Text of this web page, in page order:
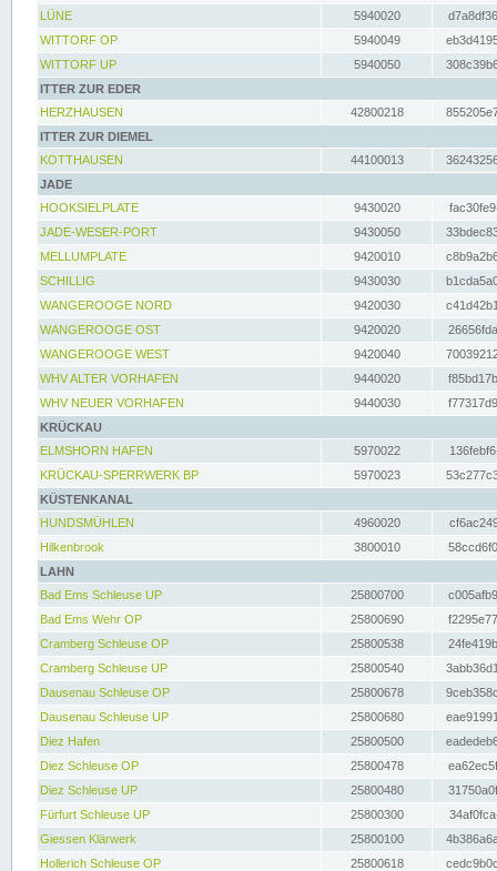
LÜNE
5940020
WITTORF OP
5940049
WITTORF UP
5940050
ITTER ZUR EDER
HERZHAUSEN
42800218
ITTER ZUR DIEMEL
KOTTHAUSEN
44100013
JADE
HOOKSIELPLATE
9430020
JADE-WESER-PORT
9430050
MELLUMPLATE
9420010
SCHILLIG
9430030
WANGEROOGE NORD
9420030
WANGEROOGE OST
9420020
WANGEROOGE WEST
9420040
WHV ALTER VORHAFEN
9440020
WHV NEUER VORHAFEN
9440030
KRÜCKAU
ELMSHORN HAFEN
5970022
KRÜCKAU-SPERRWERK BP
5970023
KÜSTENKANAL
HUNDSMÜHLEN
4960020
Hilkenbrook
3800010
LAHN
Bad Ems Schleuse UP
25800700
Bad Ems Wehr OP
25800690
Cramberg Schleuse OP
25800538
Cramberg Schleuse UP
25800540
Dausenau Schleuse OP
25800678
Dausenau Schleuse UP
25800680
Diez Hafen
25800500
Diez Schleuse OP
25800478
Diez Schleuse UP
25800480
Fürfurt Schleuse UP
25800300
Giessen Klärwerk
25800100
Hollerich Schleuse OP
25800618